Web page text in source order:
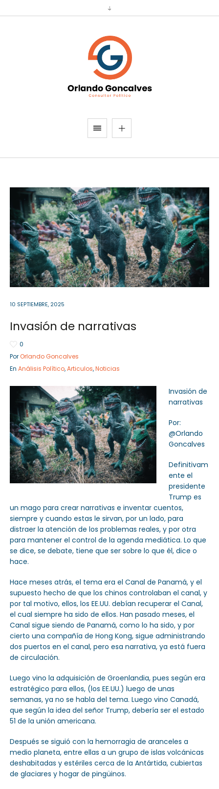
Sector Público
Servicios
Empresa Privada
Servicios
10 SEPTIEMBRE, 2025
Invasión de narrativas
0
Por Orlando Goncalves
En Análisis Político,Articulos,Noticias
Invasión de
narrativas
Por:
@Orlando
Goncalves
Definitivam
ente el
presidente
Trump es
un mago para crear narrativas e inventar cuentos,
siempre y cuando estas le sirvan, por un lado, para
distraer la atención de los problemas reales, y por otra
para mantener el control de la agenda mediática. Lo que
se dice, se debate, tiene que ser sobre lo que él, dice o
hace.
Hace meses atrás, el tema era el Canal de Panamá, y el
supuesto hecho de que los chinos controlaban el canal, y
por tal motivo, ellos, los EE.UU. debían recuperar el Canal,
el cual siempre ha sido de ellos. Han pasado meses, el
Canal sigue siendo de Panamá, como lo ha sido, y por
cierto una compañía de Hong Kong, sigue administrando
dos puertos en el canal, pero esa narrativa, ya está fuera
de circulación.
Luego vino la adquisición de Groenlandia, pues según era
estratégico para ellos, (los EE.UU.) luego de unas
semanas, ya no se habla del tema. Luego vino Canadá,
que según la idea del señor Trump, debería ser el estado
51 de la unión americana.
Después se siguió con la hemorragia de aranceles a
medio planeta, entre ellas a un grupo de islas volcánicas
deshabitadas y estériles cerca de la Antártida, cubiertas
de glaciares y hogar de pingüinos.